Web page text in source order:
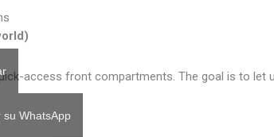
access front compartments. The goal is to
su WhatsApp